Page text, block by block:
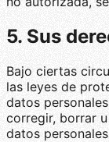
5. Sus
Bajo ciertas
las leyes de
datos
corregir, borrar
datos